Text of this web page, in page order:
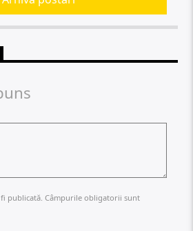
publicată. Câmpurile obligatorii sunt